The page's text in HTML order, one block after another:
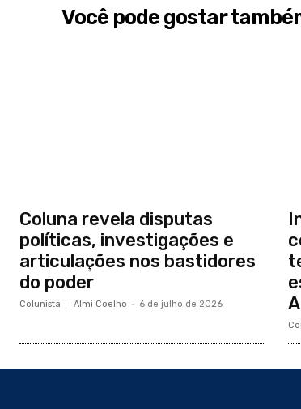
Você pode gostar
Coluna revela disputas
políticas, investigações e
articulações nos bastidores
do poder
Colunista Almi Coelho - 6 de julho de 2026